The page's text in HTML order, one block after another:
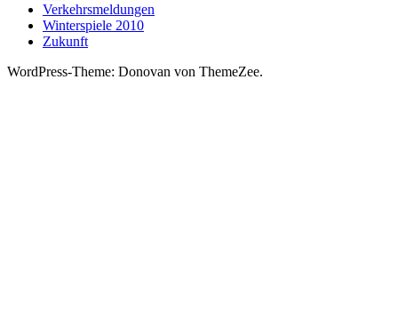
Verkehrsmeldungen
Winterspiele 2010
Zukunft
WordPress-Theme: Donovan von ThemeZee.